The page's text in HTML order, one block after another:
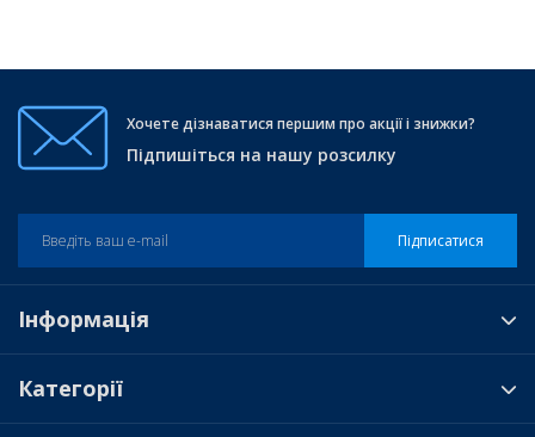
Хочете дізнаватися першим про акції і знижки?
Підпишіться на нашу розсилку
Підписатися
Інформація
Категорії